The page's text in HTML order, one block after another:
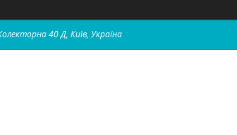
40 Д, Київ, Україна